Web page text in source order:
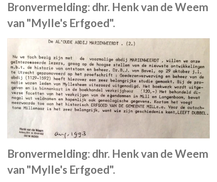
Bronvermelding: dhr. Henk van de Weem
van "Mylle's Erfgoed".
Bronvermelding: dhr. Henk van de Weem
van "Mylle's Erfgoed".